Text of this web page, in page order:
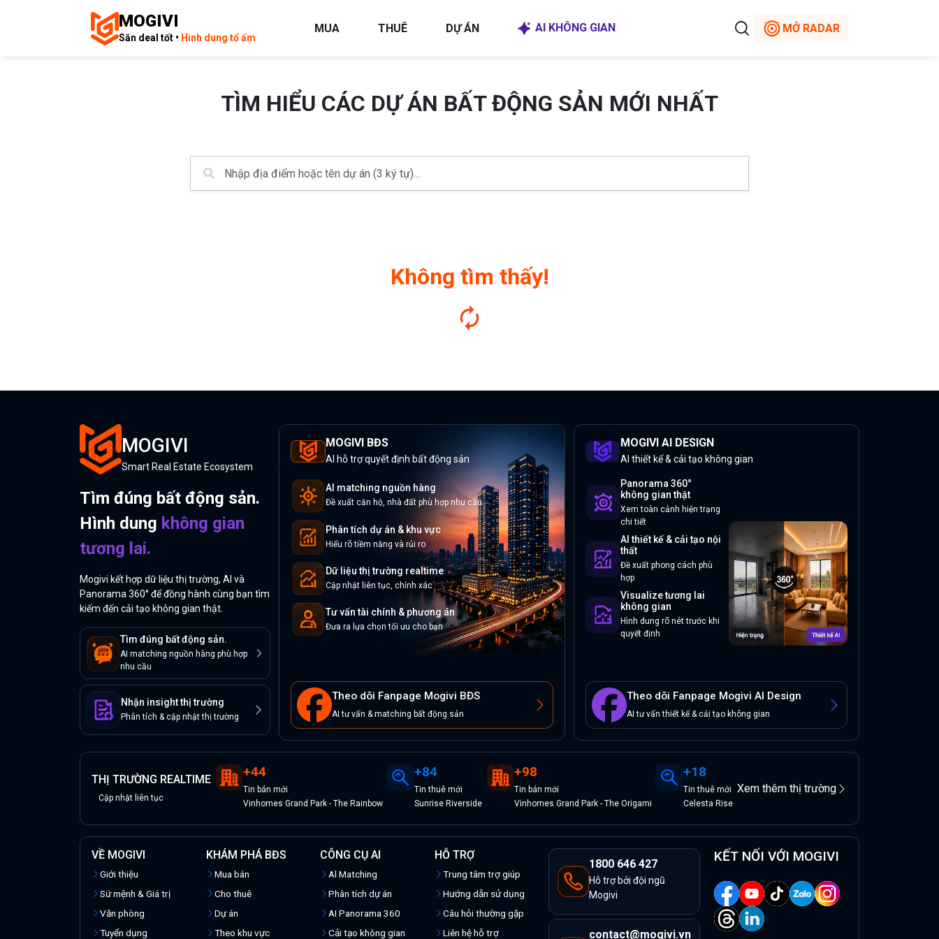
MOGIVI
Săn deal tốt • Hình dung tổ ấm
MUA THUÊ DỰ ÁN AI KHÔNG GIAN MỞ RADAR
TÌM HIỂU CÁC DỰ ÁN BẤT ĐỘNG SẢN MỚI NHẤT
Không tìm thấy!
MOGIVI
Smart Real Estate Ecosystem
Tìm đúng bất động sản.
Hình dung không gian
tương lai.
Mogivi kết hợp dữ liệu thị trường, AI và
Panorama 360° để đồng hành cùng bạn tìm
kiếm đến cải tạo không gian thật.
Tìm đúng bất động sản.
AI matching nguồn hàng phù hợp
nhu cầu
Nhận insight thị trường
Phân tích & cập nhật thị trường
MOGIVI BĐS
AI hỗ trợ quyết định bất động sản
AI matching nguồn hàng
Đề xuất căn hộ, nhà đất phù hợp nhu cầu
Phân tích dự án & khu vực
Hiểu rõ tiềm năng và rủi ro
Dữ liệu thị trường realtime
Cập nhật liên tục, chính xác
Tư vấn tài chính & phương án
Đưa ra lựa chọn tối ưu cho bạn
Theo dõi Fanpage Mogivi BĐS
AI tư vấn & matching bất động sản
MOGIVI AI DESIGN
AI thiết kế & cải tạo không gian
Panorama 360°
không gian thật
Xem toàn cảnh hiện trạng
chi tiết
AI thiết kế & cải tạo nội
thất
Đề xuất phong cách phù
hợp
Visualize tương lai
không gian
Hình dung rõ nét trước khi
quyết định
Theo dõi Fanpage Mogivi AI Design
AI tư vấn thiết kế & cải tạo không gian
THỊ TRƯỜNG REALTIME
Cập nhật liên tục
+44
Tin bán mới
Vinhomes Grand Park - The Rainbow
+84
Tinthuê mới
Sunrise Riverside
+98
Tin bán mới
Vinhomes Grand Park - The Origami
+18
Tinthuê mới
Celesta Rise
Xem thêm thị trường
VỀ MOGIVI
Giới thiệu
Sứ mệnh & Giá trị
Văn phòng
Tuyển dụng
KHÁM PHÁ BĐS
Mua bán
Cho thuê
Dự án
Theo khu vực
CÔNG CỤ AI
Al Matching
Phân tích dự án
AI Panorama 360
Cải tạo không gian
HỖ TRỢ
Trung tâm trợ giúp
Hướng dẫn sử dụng
Câu hỏi thường gặp
Liên hệ hỗ trợ
1800 646 427
Hỗ trợ bởi đội ngũ
Mogivi
contact@mogivi.vn
KẾT NỐI VỚI MOGIVI